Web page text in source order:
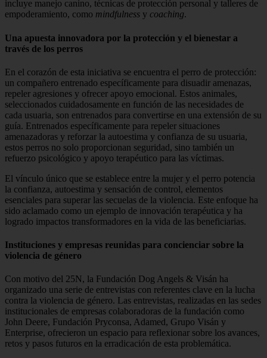
incluye manejo canino, técnicas de protección personal y talleres de
empoderamiento, como mindfulness y coaching.
Una apuesta innovadora por la protección y el bienestar a
través de los perros
En el corazón de esta iniciativa se encuentra el perro de protección:
un compañero entrenado específicamente para disuadir amenazas,
repeler agresiones y ofrecer apoyo emocional. Estos animales,
seleccionados cuidadosamente en función de las necesidades de
cada usuaria, son entrenados para convertirse en una extensión de su
guía. Entrenados específicamente para repeler situaciones
amenazadoras y reforzar la autoestima y confianza de su usuaria,
estos perros no solo proporcionan seguridad, sino también un
refuerzo psicológico y apoyo terapéutico para las víctimas.
El vínculo único que se establece entre la mujer y el perro potencia
la confianza, autoestima y sensación de control, elementos
esenciales para superar las secuelas de la violencia. Este enfoque ha
sido aclamado como un ejemplo de innovación terapéutica y ha
logrado impactos transformadores en la vida de las beneficiarias.
Instituciones y empresas reunidas para concienciar sobre la
violencia de género
Con motivo del 25N, la Fundación Dog Angels & Visán ha
organizado una serie de entrevistas con referentes clave en la lucha
contra la violencia de género. Las entrevistas, realizadas en las sedes
institucionales de empresas colaboradoras de la fundación como
John Deere, Fundación Pryconsa, Adamed, Grupo Visán y
Enterprise, ofrecieron un espacio para reflexionar sobre los avances,
retos y pasos futuros en la erradicación de esta problemática.